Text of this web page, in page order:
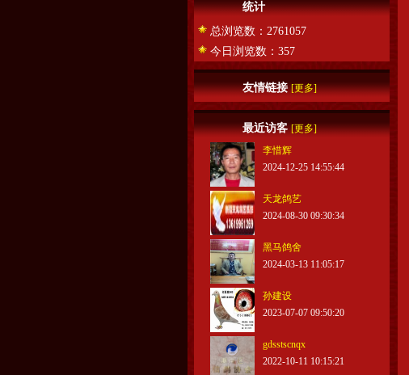
统计
总浏览数：2761057
今日浏览数：357
友情链接[更多]
最近访客[更多]
李惜辉
2024-12-25 14:55:44
天龙鸽艺
2024-08-30 09:30:34
黑马鸽舍
2024-03-13 11:05:17
孙建设
2023-07-07 09:50:20
gdsstscnqx
2022-10-11 10:15:21